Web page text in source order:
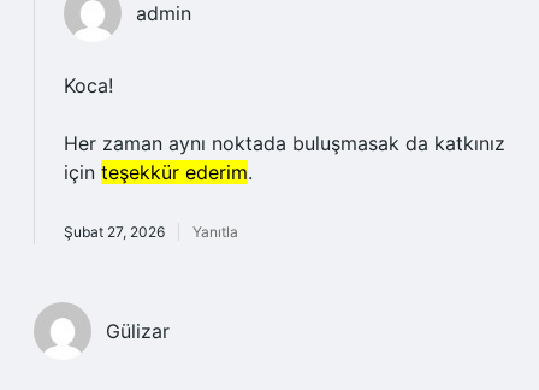
admin
Koca!
Her zaman aynı noktada buluşmasak da katkınız
için teşekkür ederim.
Şubat 27, 2026 Yanıtla
Gülizar